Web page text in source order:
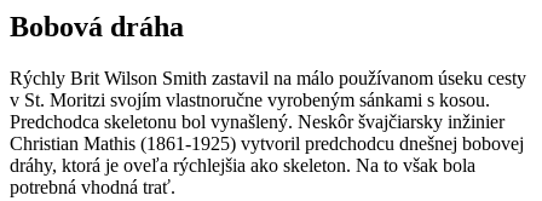
Bobová dráha
Rýchly Brit Wilson Smith zastavil na málo používanom úseku cesty
v St. Moritzi svojím vlastnoručne vyrobeným sánkami s kosou.
Predchodca skeletonu bol vynašlený. Neskôr švajčiarsky inžinier
Christian Mathis (1861-1925) vytvoril predchodcu dnešnej bobovej
dráhy, ktorá je oveľa rýchlejšia ako skeleton. Na to však bola
potrebná vhodná trať.